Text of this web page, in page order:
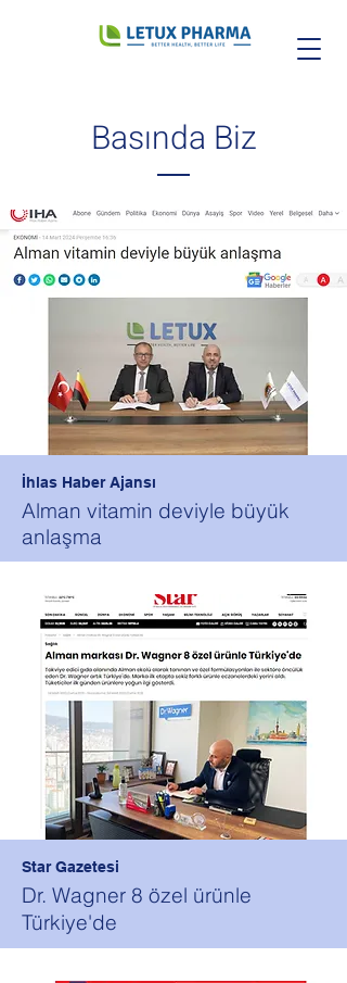
Basında Biz
İhlas Haber Ajansı
Alman vitamin deviyle büyük
anlaşma
Star Gazetesi
Dr. Wagner 8 özel ürünle
Türkiye'de